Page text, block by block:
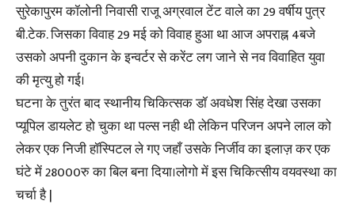
सुरेकापुरम कॉलोनी निवासी राजू अग्रवाल टेंट वाले का 29 वर्षीय पुत्र
बी.टेक. जिसका विवाह 29 मई को विवाह हुआ था आज अपराह्न 4बजे
उसको अपनी दुकान के इन्वर्टर से करेंट लग जाने से नव विवाहित युवा
की मृत्यु हो गई।
घटना के तुरंत बाद स्थानीय चिकित्सक डॉ अवधेश सिंह देखा उसका
प्यूपिल डायलेट हो चुका था पल्स नही थी लेकिन परिजन अपने लाल को
लेकर एक निजी हॉस्पिटल ले गए जहाँ उसके निर्जीव का इलाज़ कर एक
घंटे में 28000रु का बिल बना दिया।लोगो में इस चिकित्सीय वयवस्था का
चर्चा है |